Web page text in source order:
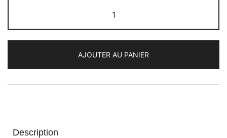
de
Retour
le
Futur
/
AJOUTER AU PANIER
Description